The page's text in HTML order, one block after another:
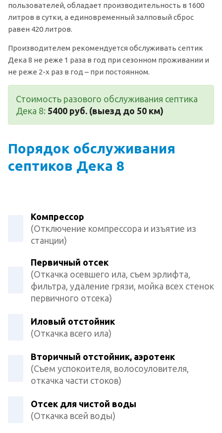
пользователей, обладает производительность в 1600
литров в сутки, а единовременный залповый сброс
равен 420 литров.
Производителем рекомендуется обслуживать септик
Дека 8 не реже 1 раза в год при сезонном проживании и
не реже 2-х раз в год – при постоянном.
Стоимость разового обслуживания септика
Дека 8: 5400 руб. (выезд до 50 км)
Порядок обслуживания
септиков Дека 8
Компрессор
(Отключение компрессора и изъятие из
станции)
Первичный отсек
(Откачка осевшего ила, съем эрлифта,
фильтра, удаление грязи, мойка всех стенок
первичного отсека)
Иловый отстойник
(Откачка всего ила)
Вторичный отстойник, аэротенк
(Съем успокоителя, волосоуловителя,
откачка части стоков)
Отсек для чистой воды
(Откачка всей воды)